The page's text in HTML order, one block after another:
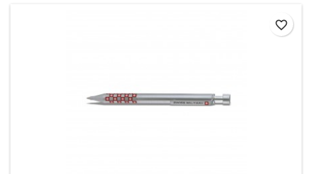
favorite_border